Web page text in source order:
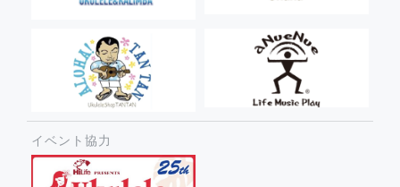
イベント協力